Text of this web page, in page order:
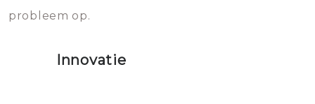
sloten veroorzaken, waardoor
geheel vervangen moet worden.
probleem op.
Innovatie